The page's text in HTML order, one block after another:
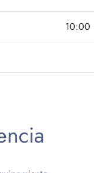
10:00